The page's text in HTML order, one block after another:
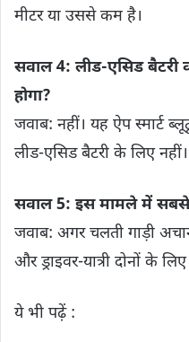
मीटर या उससे कम है।
सवाल 4: लीड-एसिड बैटरी
होगा?
जवाब: नहीं। यह ऐप स्मार्ट
लीड-एसिड बैटरी के लिए नहीं।
सवाल 5: इस मामले में सबसे
जवाब: अगर चलती गाड़ी
और ड्राइवर-यात्री दोनों के
ये भी पढ़ें :